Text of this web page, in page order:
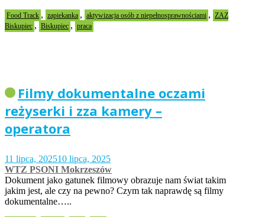
Food Track , zapiekanka , aktywizacja osób z niepełnosprawnościami ,
ZAZ
Biskupiec , Biskupiec , praca
Filmy dokumentalne oczami
reżyserki i zza kamery –
operatora
11 lipca, 202510 lipca, 2025
WTZ PSONI Mokrzeszów
Dokument jako gatunek filmowy obrazuje nam świat takim
jakim jest, ale czy na pewno? Czym tak naprawdę są filmy
dokumentalne…..